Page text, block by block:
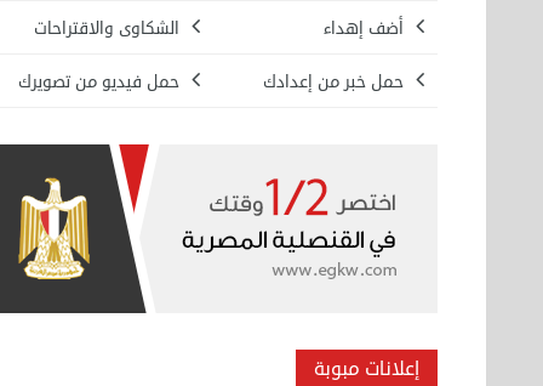
أضف إهداء الشكاوى والاقتراحات
حمل خبر من إعدادك حمل فيديو من تصويرك
إعلانات مبوبة
بيع ساعة تيسوت
الأحد 08 سبتمبر 2024 12:00 ص
وتركيب ...